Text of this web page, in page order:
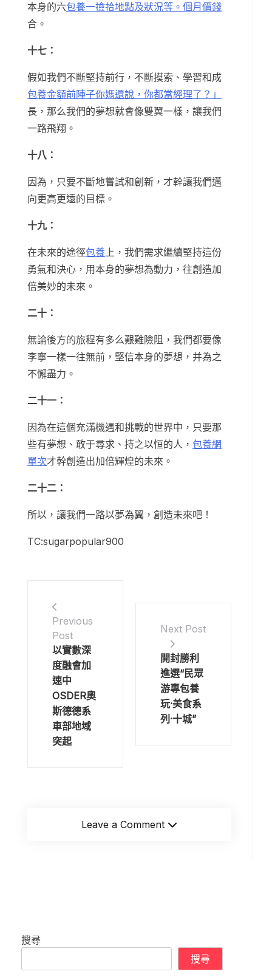
本身的六包養一撿拾地點及狀況等。個月價錢
合。
十七：
假如我們不斷堅持前行，不斷摸索、學習和成
包養金額前陣子你媽還說，你都當經理了？」
長，那么我們的夢想就會像雙翼一樣，讓我們
一路飛翔。
十八：
因為，只要不斷地嘗試和創新，才幹讓我們邁
向更高更遠的目標。
十九：
在未來的途徑包養上，我們需求繼續堅持這份
勇氣和決心，用本身的夢想為動力，往創造加
倍美妙的未來。
二十：
無論後方的旅程有多么艱難險阻，我們都要像
李寧一樣一往無前，堅信本身的夢想，并為之
不懈盡力。
二十一：
因為在這個充滿機遇和挑戰的世界中，只要那
些有夢想、敢于尋求、持之以恒的人， 包養網
單次才幹創造出加倍輝煌的未來。
二十二：
所以，讓我們一路以夢為翼，創造未來吧！
TC:sugarpopular900
Previous
Post
以實數深
度融會加
速中
OSDER奧
斯德德系
車部地域
突起
Next Post
開封勝利
進選“民眾
游專包養
玩·美食系
列·十城”
Leave a Comment
搜尋
搜尋